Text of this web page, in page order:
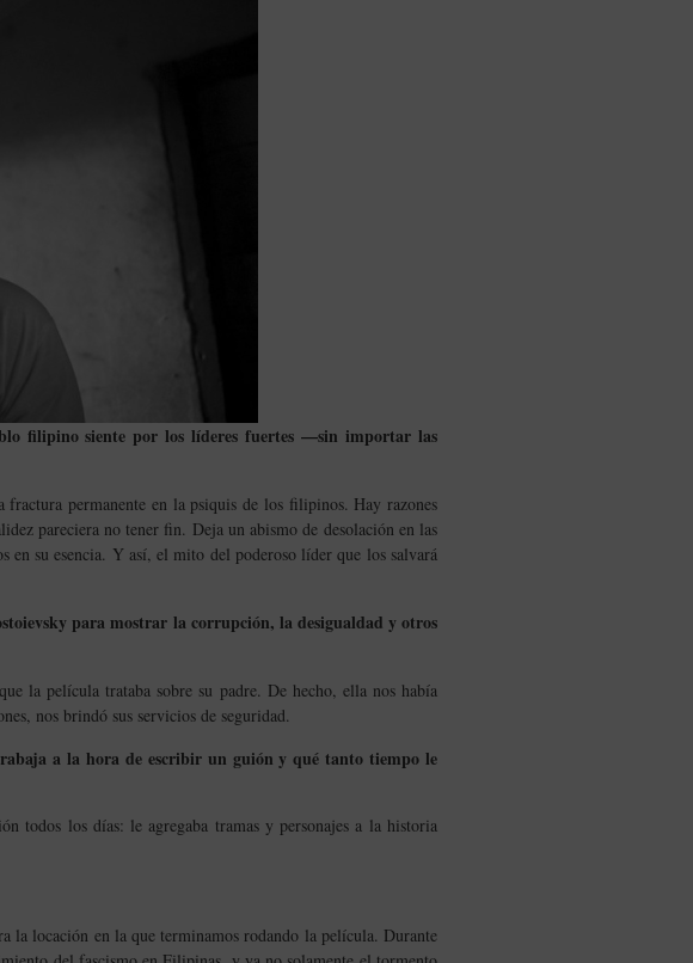
filipino siente por los líderes fuertes —sin importar las
permanente en la psiquis de los filipinos. Hay razones
pareciera no tener fin. Deja un abismo de desolación en las
su esencia. Y así, el mito del poderoso líder que los salvará
para mostrar la corrupción, la desigualdad y otros
la película trataba sobre su padre. De hecho, ella nos había
nos brindó sus servicios de seguridad.
a la hora de escribir un guión y qué tanto tiempo le
todos los días: le agregaba tramas y personajes a la historia
la locación en la que terminamos rodando la película. Durante